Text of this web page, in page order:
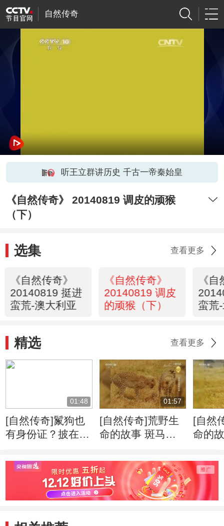
自然传奇
听王立群讲历史 千古一帝秦始皇
《自然传奇》 20140819 调皮的顽猴
（下）
选集 查看更多
《自然传奇》
20140819 挺进
蛮荒-澳大利亚
《自然传奇》
20140819 调皮
的顽猴（下）
《
蛮荒
精选 查看更多
01:48
[自然传奇]鬣狗也
有身份证？披在身
01:57
[自然传奇]荒野生
命的故事 斑马牛
动物带来一场盛宴
[自然
命的
千里